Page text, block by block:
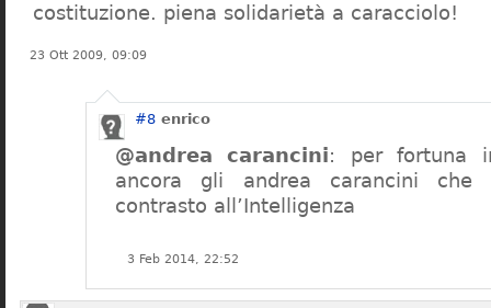
costituzione. piena solidarietà a caracciolo!
23 Ott 2009, 09:09
#8 enrico
@andrea carancini: per fortuna
ancora gli andrea carancini
contrasto all’Intelligenza
3 Feb 2014, 22:52